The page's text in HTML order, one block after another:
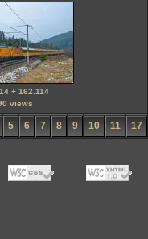
+ 162.114
views
5 6 7 8 9 10 11 17